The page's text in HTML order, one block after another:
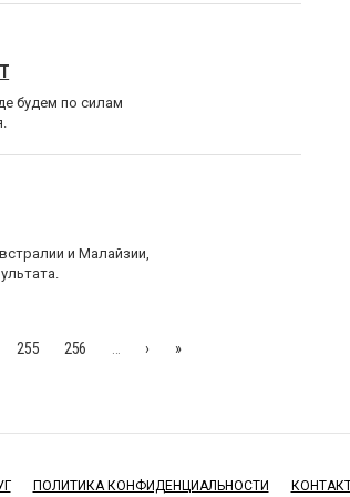
будем по силам
и Малайзии,
255 256 › »
ПОЛИТИКА КОНФИДЕНЦИАЛЬНОСТИ